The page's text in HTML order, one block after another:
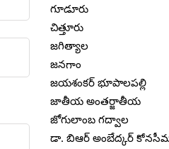
గూడూరు
చిత్తూరు
జగిత్యాల
జనగాం
జయశంకర్ భూపాలపల్లి
జాతీయ అంతర్జాతీయ
జోగులాంబ గద్వాల
డా. బిఆర్ అంబేద్కర్